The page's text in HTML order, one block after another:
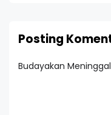
Posting
Budayakan